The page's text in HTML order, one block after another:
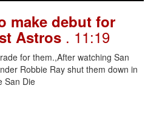
make debut for
Astros . 11:19
for them.,After watching San
Robbie Ray shut them down in
San Die